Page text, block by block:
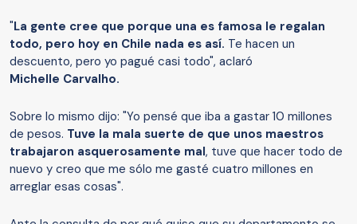
"La gente cree que porque una es famosa le regalan
todo, pero hoy en Chile nada es así. Te hacen un
descuento, pero yo pagué casi todo", aclaró
Michelle Carvalho.
Sobre lo mismo dijo: "Yo pensé que iba a gastar 10 millones
de pesos. Tuve la mala suerte de que unos maestros
trabajaron asquerosamente mal, tuve que hacer todo de
nuevo y creo que me sólo me gasté cuatro millones en
arreglar esas cosas".